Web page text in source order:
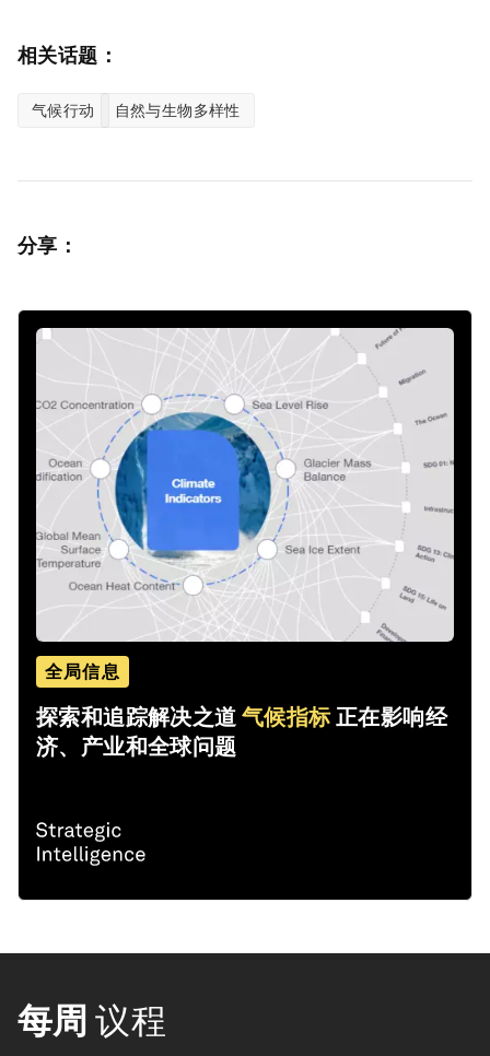
相关话题：
气候行动 自然与生物多样性
分享：
全局信息
探索和追踪解决之道气候指标正在影响经
济、产业和全球问题
每周 议程